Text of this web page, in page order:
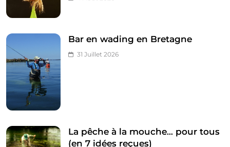
Bar en wading en Bretagne
31 Juillet 2026
La pêche à la mouche… pour tous
(en 7 idées reçues)